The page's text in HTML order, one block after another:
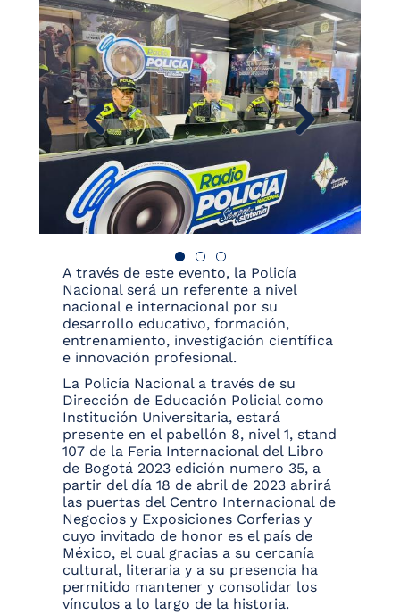
A través de este evento, la Policía
Nacional será un referente a nivel
nacional e internacional por su
desarrollo educativo, formación,
entrenamiento, investigación científica
e innovación profesional.
La Policía Nacional a través de su
Dirección de Educación Policial como
Institución Universitaria, estará
presente en el pabellón 8, nivel 1, stand
107 de la Feria Internacional del Libro
de Bogotá 2023 edición numero 35, a
partir del día 18 de abril de 2023 abrirá
las puertas del Centro Internacional de
Negocios y Exposiciones Corferias y
cuyo invitado de honor es el país de
México, el cual gracias a su cercanía
cultural, literaria y a su presencia ha
permitido mantener y consolidar los
vínculos a lo largo de la historia.